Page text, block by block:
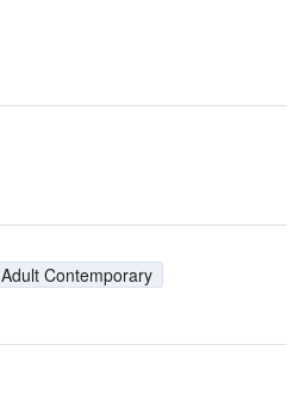
Adult Contemporary